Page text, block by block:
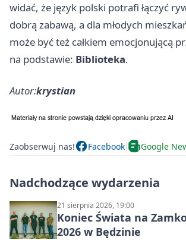
widać, że język polski potrafi łączyć
dobrą zabawą, a dla młodych
może być też całkiem emocjonującą
na podstawie: Biblioteka.
Autor:krystian
Zaobserwuj nas! Facebook Google
Nadchodzące wydarzenia
21 sierpnia 2026, 19:00
Koniec Świata na
2026 w Będzinie